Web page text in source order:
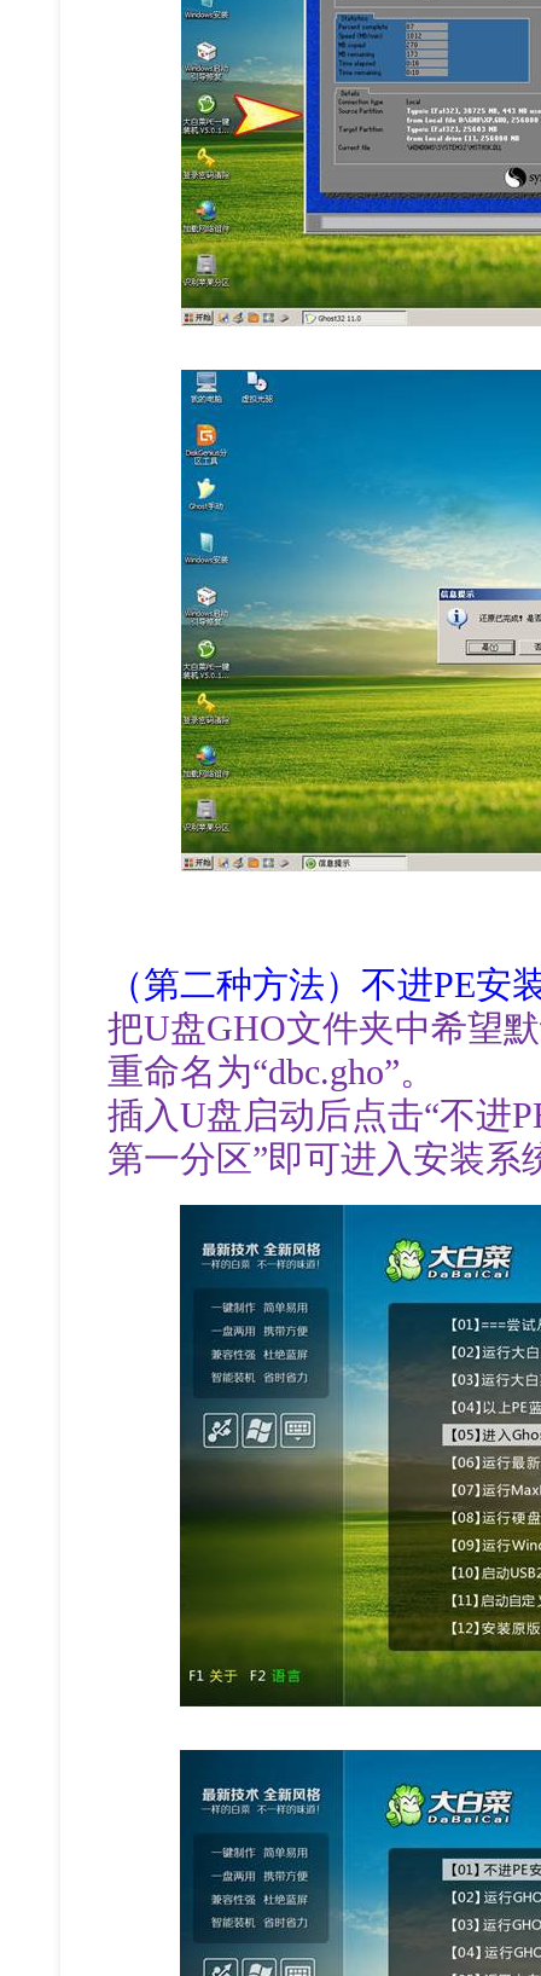
（第二种方法）不进PE安
把U盘GHO文件夹中希望
重命名为“dbc.gho”。
插入U盘启动后点击“不进
第一分区”即可进入安装系